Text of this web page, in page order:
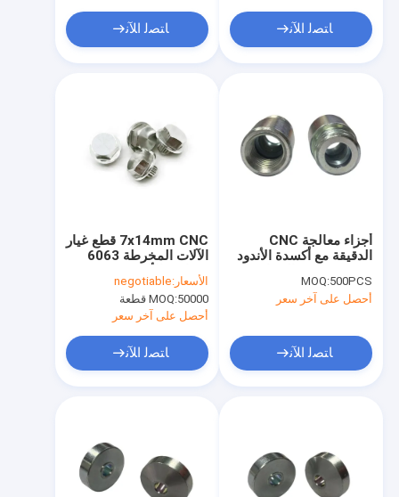
معلومات عنا
ﺎﺘﺼﻟ ﺍﻶﻧ ﺎﺘﺼﻟ ﺍﻶﻧ
7x14mm CNC قطع غيار
الآلات المخرطة 6063
مسامير الألومنيوم
الزخرفية ANSI
الأسعار:negotiable
MOQ:50000 قطعة
أحصل على آخر سعر
ﺎﺘﺼﻟ ﺍﻶﻧ
أجزاء معالجة CNC
الدقيقة مع أكسدة الأندود
للتسليم السريع
MOQ:500PCS
أحصل على آخر سعر
ﺎﺘﺼﻟ ﺍﻶﻧ